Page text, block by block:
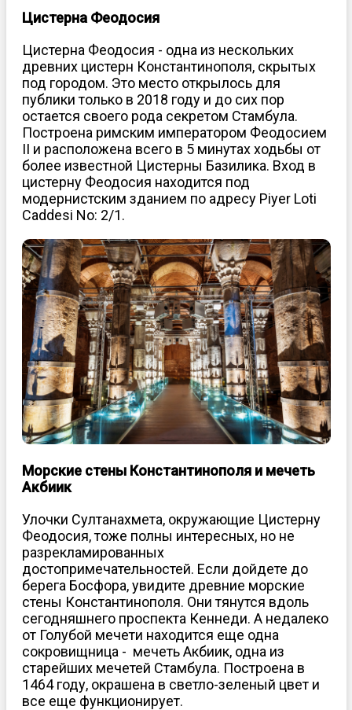
Цистерна Феодосия
Цистерна Феодосия - одна из нескольких
древних цистерн Константинополя, скрытых
под городом. Это место открылось для
публики только в 2018 году и до сих пор
остается своего рода секретом Стамбула.
Построена римским императором Феодосием
II и расположена всего в 5 минутах ходьбы от
более известной Цистерны Базилика. Вход в
цистерну Феодосия находится под
модернистским зданием по адресу Piyer Loti
Caddesi No: 2/1.
Морские стены Константинополя и мечеть
Акбиик
Улочки Султанахмета, окружающие Цистерну
Феодосия, тоже полны интересных, но не
разрекламированных
достопримечательностей. Если дойдете до
берега Босфора, увидите древние морские
стены Константинополя. Они тянутся вдоль
сегодняшнего проспекта Кеннеди. А недалеко
от Голубой мечети находится еще одна
сокровищница - мечеть Акбиик, одна из
старейших мечетей Стамбула. Построена в
1464 году, окрашена в светло-зеленый цвет и
все еще функционирует.